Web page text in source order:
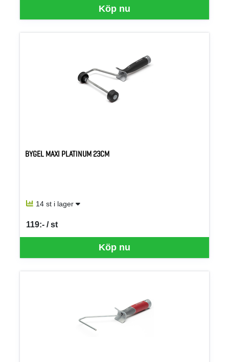
Köp nu
BYGEL MAXI PLATINUM 23CM
14 st i lager
Köp nu
119:- / st
SEK per ST